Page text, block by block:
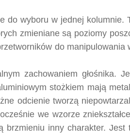
do wyboru w jednej kolumnie.
zmieniane są poziomy
do manipulowania
zachowaniem głośnika.
stożkiem mają
odcienie tworzą
we wzorze
brzmieniu inny charakter. Jest